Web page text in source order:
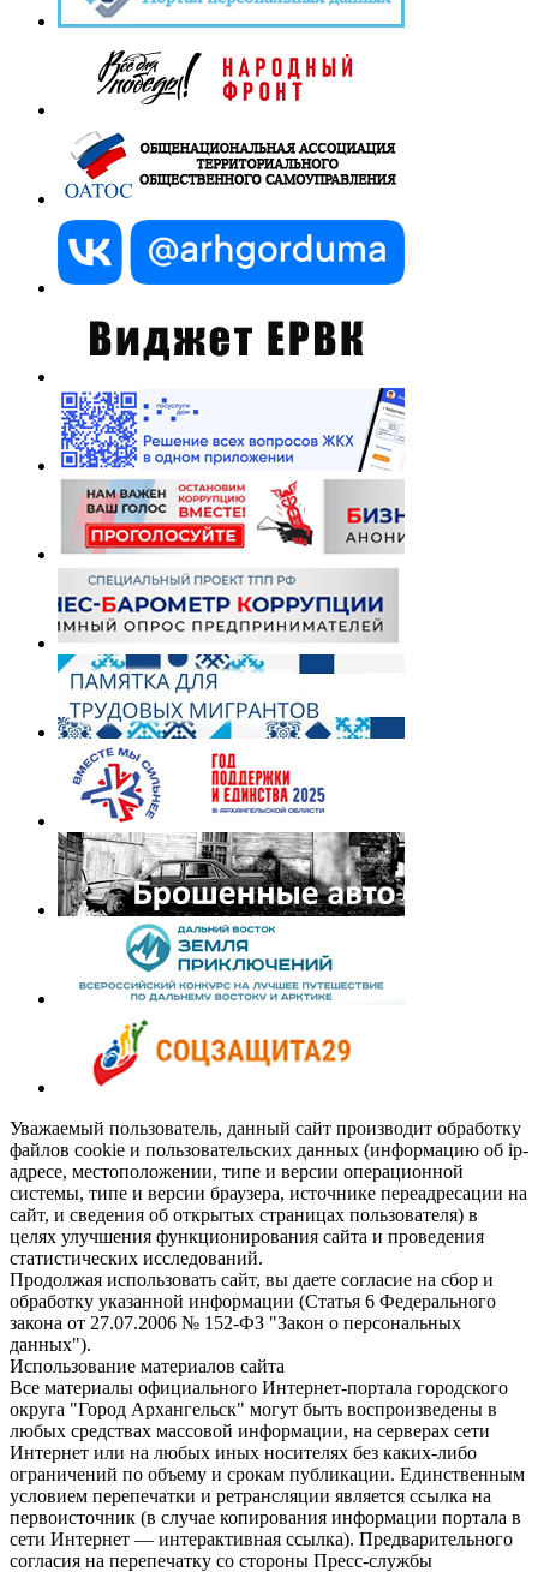
Уважаемый пользователь, данный сайт производит обработку
файлов cookie и пользовательских данных (информацию об ip-
адресе, местоположении, типе и версии операционной
системы, типе и версии браузера, источнике переадресации на
сайт, и сведения об открытых страницах пользователя) в
целях улучшения функционирования сайта и проведения
статистических исследований.
Продолжая использовать сайт, вы даете согласие на сбор и
обработку указанной информации (Статья 6 Федерального
закона от 27.07.2006 № 152-ФЗ "Закон о персональных
данных").
Использование материалов сайта
Все материалы официального Интернет-портала городского
округа "Город Архангельск" могут быть воспроизведены в
любых средствах массовой информации, на серверах сети
Интернет или на любых иных носителях без каких-либо
ограничений по объему и срокам публикации. Единственным
условием перепечатки и ретрансляции является ссылка на
первоисточник (в случае копирования информации портала в
сети Интернет — интерактивная ссылка). Предварительного
согласия на перепечатку со стороны Пресс-службы